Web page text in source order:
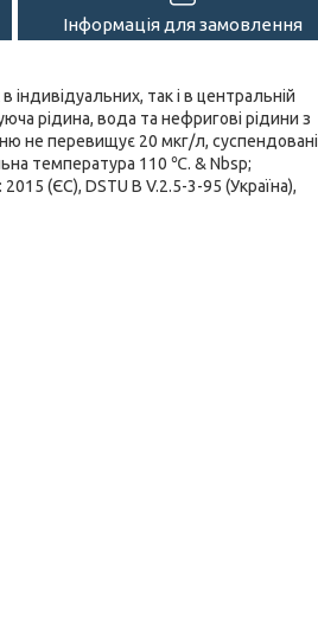
Інформація для замовлення
індивідуальних, так і в центральній
рідина, вода та нефригові рідини з
не перевищує 20 мкг/л, суспендовані
температура 110 ℃. & Nbsp;
(ЄС), DSTU B V.2.5-3-95 (Україна),